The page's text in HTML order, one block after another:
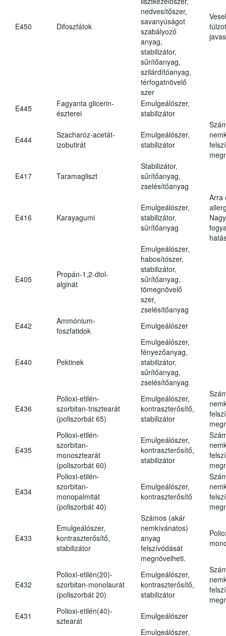
E450 Difoszfátok
nedvesítőszer,
savanyúságot
szabályozó
anyag,
stabilizátor,
sűrítőanyag,
szilárdítóanyag,
térfogatnövelő
szer
E445
Fagyanta glicerin-
észterei
Emulgeálószer,
stabilizátor
E444
Szacharóz-acetát-
izobutirát
Emulgeálószer,
stabilizátor
E417 Taramagliszt
Stabilizátor,
sűrítőanyag,
zselésítőanyag
E416 Karayagumi
Emulgeálószer,
stabilizátor,
sűrítőanyag
Arra
E405
Propán-1,2-diol-
alginát
Emulgeálószer,
habosítószer,
stabilizátor,
sűrítőanyag,
tömegnövelő
szer,
zselésítőanyag
E442
Ammónium-
foszfatidok
Emulgeálószer
E440 Pektinek
Emulgeálószer,
fényezőanyag,
stabilizátor,
sűrítőanyag,
zselésítőanyag
E436
Polioxi-etilén-
szorbitan-trisztearát
(poliszorbát 65)
Emulgeálószer,
kontraszterősítő,
stabilizátor
E435
Polioxi-etilén-
szorbitan-
monosztearát
(poliszorbát 60)
Emulgeálószer,
kontraszterősítő,
stabilizátor
E434
Polioxi-etilén-
szorbitan-
monopalmitát
(poliszorbát 40)
Emulgeálószer,
kontraszterősítő
E433
Emulgeálószer,
kontraszterősítő,
stabilizátor
Számos (akár
nemkívánatos)
anyag
felszívódását
megnövelheti.
E432
Polioxi-etilén(20)-
szorbitan-monolaurát
(poliszorbát 20)
Emulgeálószer,
kontraszterősítő,
stabilizátor
E431
Polioxi-etilén(40)-
sztearát
Emulgeálószer
Emulgeálószer,